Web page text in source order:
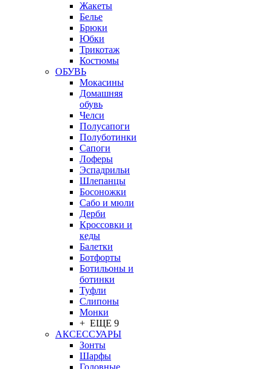
Жакеты
Белье
Брюки
Юбки
Трикотаж
Костюмы
ОБУВЬ
Мокасины
Домашняя
обувь
Челси
Полусапоги
Полуботинки
Сапоги
Лоферы
Эспадрильи
Шлепанцы
Босоножки
Сабо и мюли
Дерби
Кроссовки и
кеды
Балетки
Ботфорты
Ботильоны и
ботинки
Туфли
Слипоны
Монки
+ ЕЩЕ 9
АКСЕССУАРЫ
Зонты
Шарфы
Головные